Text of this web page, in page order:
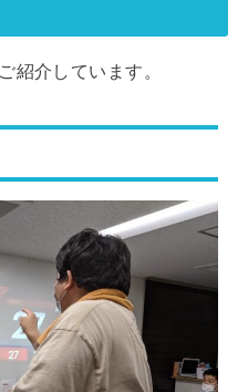
紹介しています。